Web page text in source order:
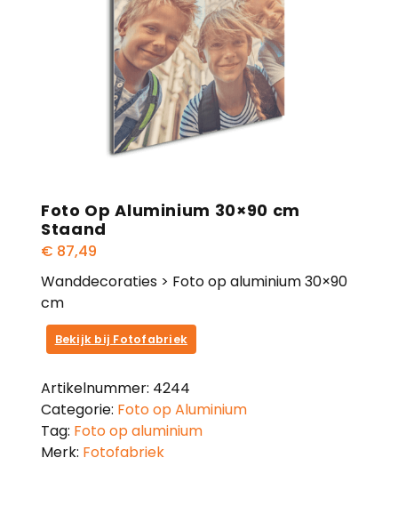
Foto Op Aluminium 30×90 cm
Staand
€ 87,49
Wanddecoraties > Foto op aluminium 30×90
cm
Bekijk bij Fotofabriek
Artikelnummer: 4244
Categorie: Foto op Aluminium
Tag: Foto op aluminium
Merk: Fotofabriek